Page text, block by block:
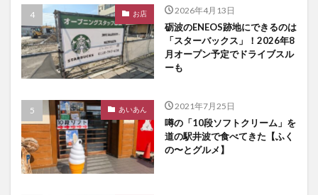
お店 2026年4月13日
砺波のENEOS跡地にできるのは
「スターバックス」！2026年8
月オープン予定でドライブスル
ーも
あいあん 2021年7月25日
噂の「10段ソフトクリーム」を
道の駅井波で食べてきた【ふく
の〜とグルメ】